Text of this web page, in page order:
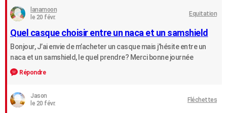
lanamoon
le 20 févr.
Equitation
Quel casque choisir entre un naca et un samshield
Bonjour, J’ai envie de m’acheter un casque mais j’hésite entre un
naca et un samshield, le quel prendre? Merci bonne journée
Répondre
Jason
le 20 févr.
Fléchettes